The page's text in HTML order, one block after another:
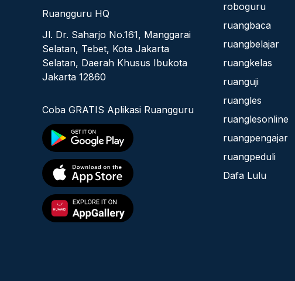
Ruangguru HQ
Jl. Dr. Saharjo No.161, Manggarai
Selatan, Tebet, Kota Jakarta
Selatan, Daerah Khusus Ibukota
Jakarta 12860
Coba GRATIS Aplikasi Ruangguru
roboguru
ruangbaca
ruangbelajar
ruangkelas
ruanguji
ruangles
ruanglesonline
ruangpengajar
ruangpeduli
Dafa Lulu